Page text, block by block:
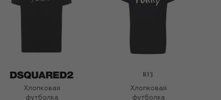
Хлопковая
футболка
R13
Хлопковая
футболка